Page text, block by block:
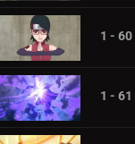
1 - 60
1 - 61